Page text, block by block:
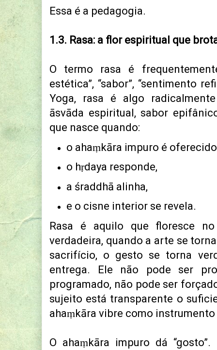
Essa é a pedagogia.
1.3. Rasa: a flor espiritual que
O termo rasa é
estética”, “sabor”, “sentimento
Yoga, rasa é algo
āsvāda espiritual, sabor
que nasce quando:
o ahaṃkāra impuro é
o hṛdaya responde,
a śraddhā alinha,
e o cisne interior se revela.
Rasa é aquilo que floresce
verdadeira, quando a arte se
sacrifício, o gesto se torna
entrega. Ele não pode ser
programado, não pode ser
sujeito está transparente o
ahaṃkāra vibre como instrumento
O ahaṃkāra impuro dá “gosto”.